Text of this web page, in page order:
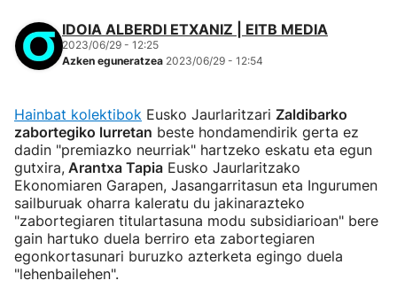
IDOIA ALBERDI ETXANIZ | EITB MEDIA
2023/06/29 - 12:25
Azken eguneratzea 2023/06/29 - 12:54
Hainbat kolektibok Eusko Jaurlaritzari Zaldibarko
zabortegiko lurretan beste hondamendirik gerta ez
dadin "premiazko neurriak" hartzeko eskatu eta egun
gutxira, Arantxa Tapia Eusko Jaurlaritzako
Ekonomiaren Garapen, Jasangarritasun eta Ingurumen
sailburuak oharra kaleratu du jakinarazteko
"zabortegiaren titulartasuna modu subsidiarioan" bere
gain hartuko duela berriro eta zabortegiaren
egonkortasunari buruzko azterketa egingo duela
"lehenbailehen".